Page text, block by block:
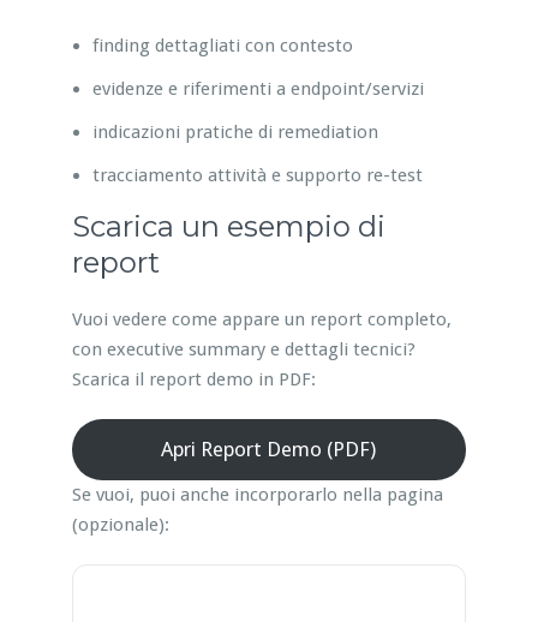
finding dettagliati con contesto
evidenze e riferimenti a endpoint/servizi
indicazioni pratiche di remediation
tracciamento attività e supporto re-test
Scarica un esempio di
report
Vuoi vedere come appare un report completo,
con executive summary e dettagli tecnici?
Scarica il report demo in PDF:
Apri Report Demo (PDF)
Se vuoi, puoi anche incorporarlo nella pagina
(opzionale):